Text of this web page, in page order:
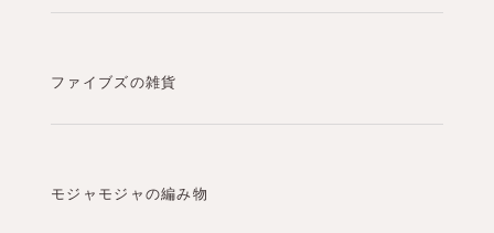
ファイブズの雑貨
モジャモジャの編み物